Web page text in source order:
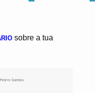
sobre a tua
Autor
Pedro Santos